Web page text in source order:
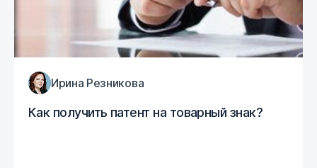
Как получить патент на товарный знак?
Ирина Резникова